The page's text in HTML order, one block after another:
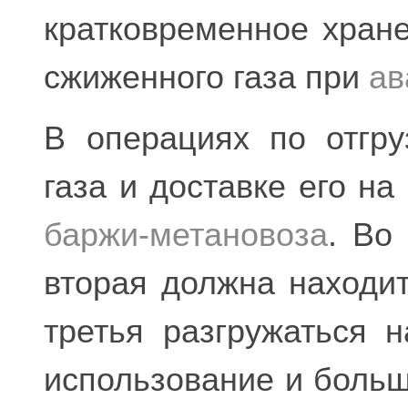
кратковременное
сжиженного газа при
В операциях по
газа и доставке его
баржи-метановоза. Во
вторая должна
третья разгружаться
использование и